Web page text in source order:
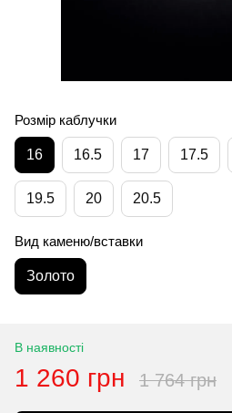
Розмір каблучки
16 16.5 17 17.5
19.5 20 20.5
Вид каменю/вставки
Золото
В наявності
1 260 грн 1 764 грн